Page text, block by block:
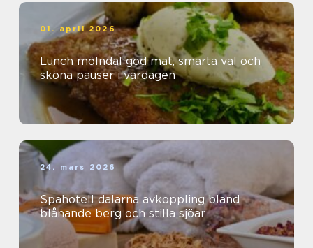
01. april 2026
Lunch mölndal god mat, smarta val och
sköna pauser i vardagen
24. mars 2026
Spahotell dalarna avkoppling bland
blånande berg och stilla sjöar